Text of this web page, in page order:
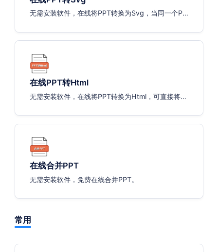
无需安装软件，在线将PPT转换为Svg，当同一个PP
在线PPT转Html
无需安装软件，在线将PPT转换为Html，可直接将文
在线合并PPT
无需安装软件，免费在线合并PPT。
常用